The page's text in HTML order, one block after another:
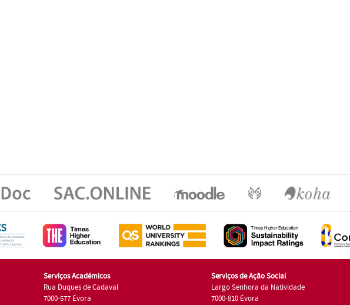
Serviços Académicos
Rua Duques de Cadaval
7000-577 Évora
Serviços de Ação Social
Largo Senhora da Natividade
7000-810 Évora